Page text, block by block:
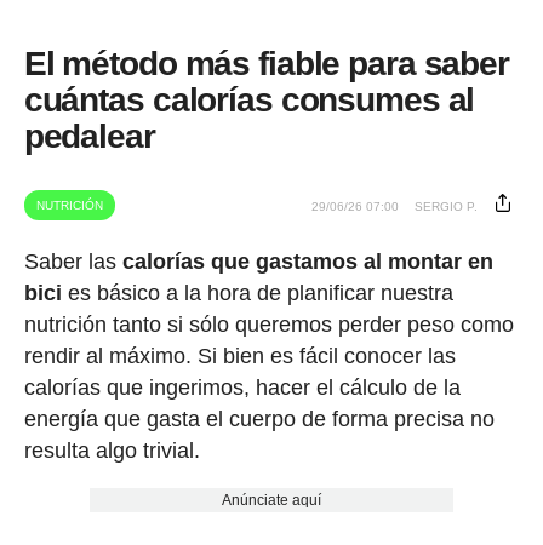
El método más fiable para saber
cuántas calorías consumes al
pedalear
NUTRICIÓN 29/06/26 07:00 SERGIO P.
Saber las calorías que gastamos al montar en
bici es básico a la hora de planificar nuestra
nutrición tanto si sólo queremos perder peso como
rendir al máximo. Si bien es fácil conocer las
calorías que ingerimos, hacer el cálculo de la
energía que gasta el cuerpo de forma precisa no
resulta algo trivial.
Anúnciate aquí